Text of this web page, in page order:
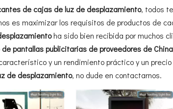
de cajas de luz de desplazamiento, todos
es maximizar los requisitos de productos de
ha sido bien recibida por muchos
pantallas publicitarias de proveedores de
y un rendimiento práctico y un
de desplazamiento, no dude en contactarnos.